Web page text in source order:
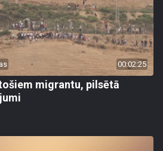
00:02:25
migrantu, pilsētā